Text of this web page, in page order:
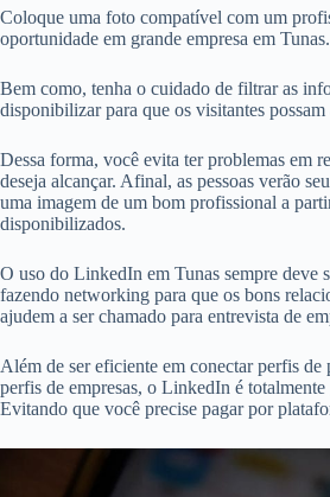
Coloque uma foto compatível com um
oportunidade em grande empresa em Tunas.
Bem como, tenha o cuidado de filtrar as
disponibilizar para que os visitantes possam
Dessa forma, você evita ter problemas em
deseja alcançar. Afinal, as pessoas verão
uma imagem de um bom profissional a
disponibilizados.
O uso do LinkedIn em Tunas sempre deve
fazendo networking para que os bons
ajudem a ser chamado para entrevista de
Além de ser eficiente em conectar perfis
perfis de empresas, o LinkedIn é
Evitando que você precise pagar por